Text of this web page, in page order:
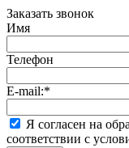
Заказать звонок
Имя
Телефон
E-mail:*
Я согласен на
соответствии с